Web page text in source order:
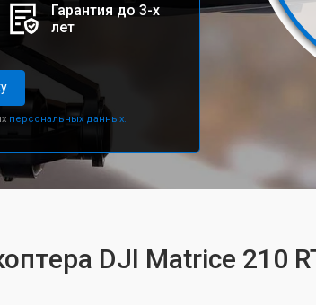
Гарантия до 3-х
лет
персональных данных.
DJI Matrice 210